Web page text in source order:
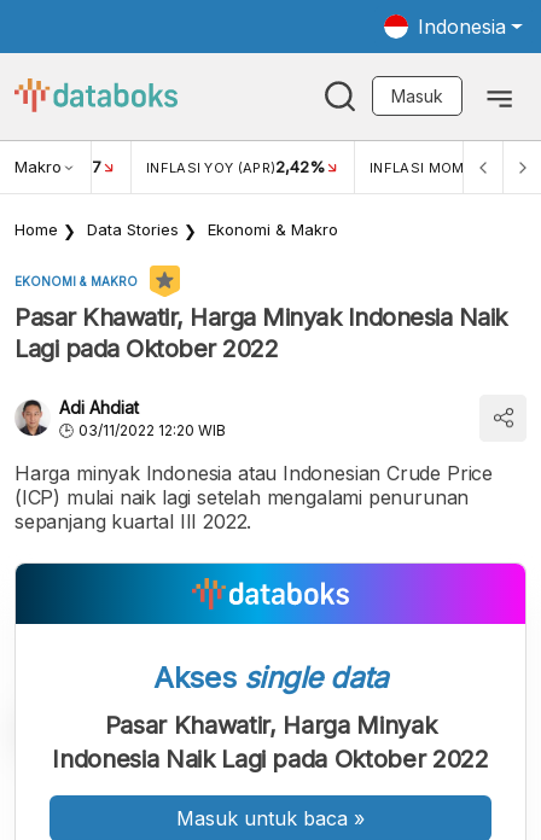
Indonesia
Masuk
Makro
USD/IDR 17 INFLASI YOY (APR)2,42% INFLASI MOM (APR)
Home Data Stories Ekonomi & Makro
EKONOMI & MAKRO
Pasar Khawatir, Harga Minyak Indonesia Naik
Lagi pada Oktober 2022
Adi Ahdiat
03/11/2022 12:20 WIB
Harga minyak Indonesia atau Indonesian Crude Price
(ICP) mulai naik lagi setelah mengalami penurunan
sepanjang kuartal III 2022.
Akses single data
Pasar Khawatir, Harga Minyak
Indonesia Naik Lagi pada Oktober 2022
Masuk untuk baca »